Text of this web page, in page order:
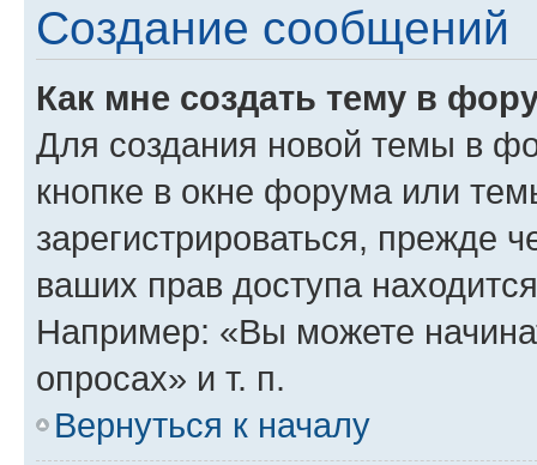
Создание сообщений
Как мне создать тему в
Для создания новой темы в
кнопке в окне форума или
зарегистрироваться, прежде
ваших прав доступа
Например: «Вы можете
опросах» и т. п.
Вернуться к началу